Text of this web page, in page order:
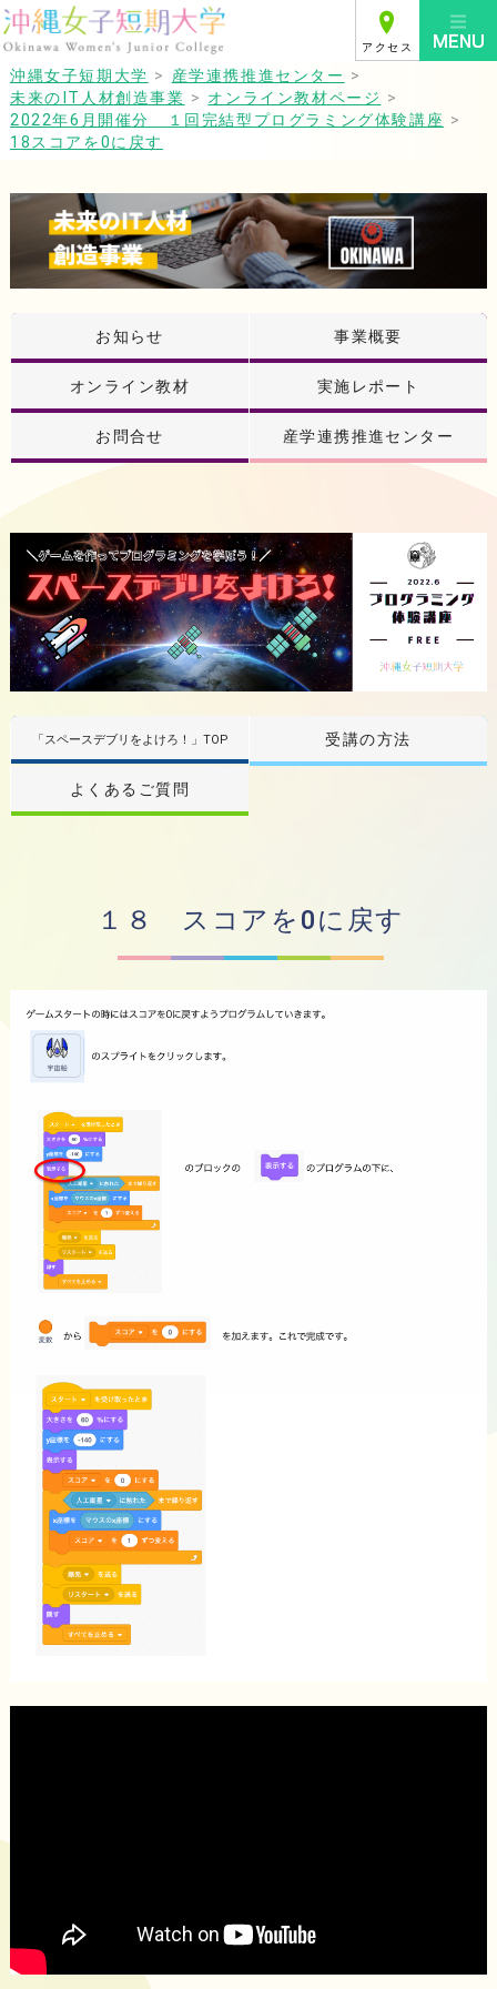
アクセス
沖縄女子短期大学 > 産学連携推進センター >
未来のIT人材創造事業 > オンライン教材ページ >
2022年6月開催分 １回完結型プログラミング体験講座 >
18スコアを0に戻す
お知らせ 事業概要
オンライン教材 実施レポート
お問合せ 産学連携推進センター
「スペースデブリをよけろ！」TOP 受講の方法
よくあるご質問
１８ スコアを0に戻す